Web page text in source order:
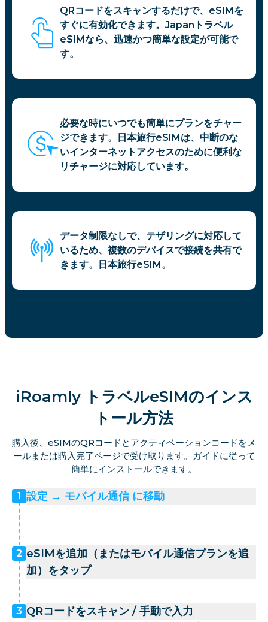
QRコードをスキャンするだけで、eSIMを
すぐに有効化できます。Japanトラベル
eSIMなら、迅速かつ簡単な設定が可能で
す。
必要な時にいつでも簡単にプランをチャー
ジできます。日本旅行eSIMは、中断のな
いインターネットアクセスのために便利な
リチャージに対応しています。
データ制限なしで、テザリングに対応して
いるため、複数のデバイスで接続を共有で
きます。日本旅行eSIM。
iRoamly トラベルeSIMのインス
トール方法
購入後、eSIMのQRコードとアクティベーションコードをメ
ールまたは購入完了ページで受け取ります。ガイドに従って
簡単にインストールできます。
1 設定 → モバイル通信 に移動
2 eSIMを追加（またはモバイル通信プランを追
加）をタップ
3 QRコードをスキャン / 手動で入力